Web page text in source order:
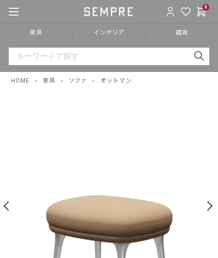
0
家具 インテリア 雑貨
HOME » 家具 » ソファ » オットマン